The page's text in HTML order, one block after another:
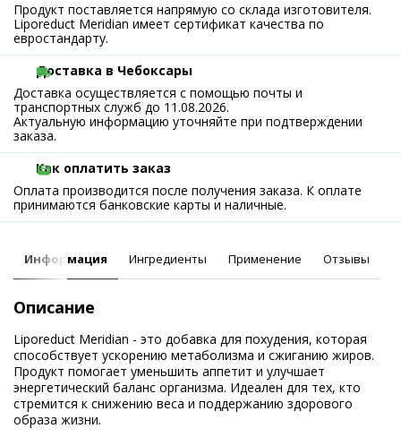
Продукт поставляется напрямую со склада изготовителя.
Liporeduct Meridian имеет сертификат качества по
евростандарту.
Доставка в Чебоксары
Доставка осуществляется с помощью почты и
транспортных служб до 11.08.2026.
Актуальную информацию уточняйте при подтверждении
заказа.
Как оплатить заказ
Оплата производится после получения заказа. К оплате
принимаются банковские карты и наличные.
Информация Ингредиенты Применение Отзывы
Описание
Liporeduct Meridian - это добавка для похудения, которая
способствует ускорению метаболизма и сжиганию жиров.
Продукт помогает уменьшить аппетит и улучшает
энергетический баланс организма. Идеален для тех, кто
стремится к снижению веса и поддержанию здорового
образа жизни.